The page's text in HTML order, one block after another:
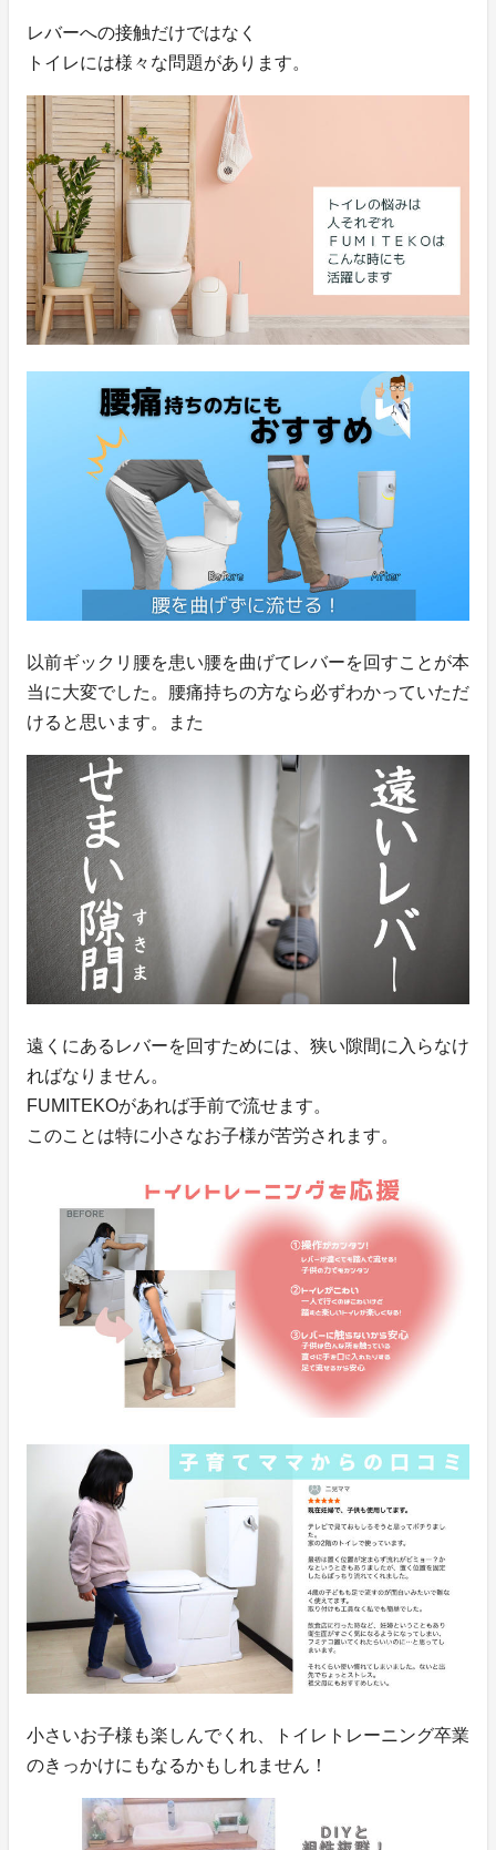
レバーへの接触だけではなく
トイレには様々な問題があります。
以前ギックリ腰を患い腰を曲げてレバーを回すことが本
当に大変でした。腰痛持ちの方なら必ずわかっていただ
けると思います。また
遠くにあるレバーを回すためには、狭い隙間に入らなけ
ればなりません。
FUMITEKOがあれば手前で流せます。
このことは特に小さなお子様が苦労されます。
小さいお子様も楽しんでくれ、トイレトレーニング卒業
のきっかけにもなるかもしれません！